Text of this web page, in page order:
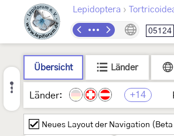
Lepidoptera ›
05124
Übersicht Länder
Länder: +14
Neues Layout der Navigation (Beta